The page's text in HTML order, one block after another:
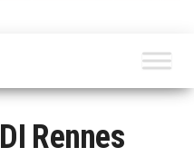
luttes…
DI Rennes